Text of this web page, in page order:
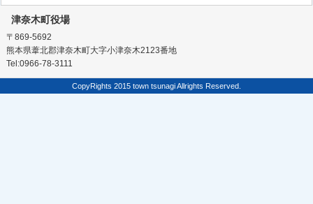
津奈木町役場
〒869-5692
熊本県葦北郡津奈木町大字小津奈木2123番地
Tel:0966-78-3111
CopyRights 2015 town tsunagi Allrights Reserved.